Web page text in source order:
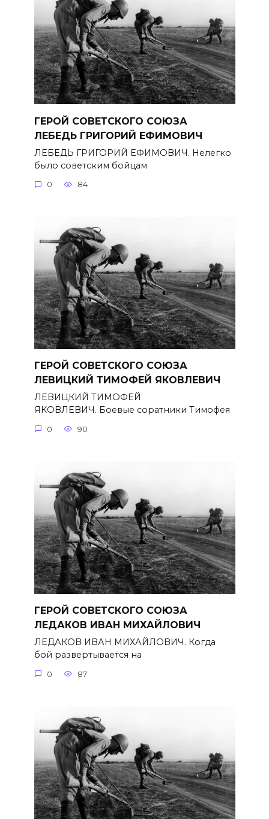
ГЕРОЙ СОВЕТСКОГО СОЮЗА
ЛЕБЕДЬ ГРИГОРИЙ ЕФИМОВИЧ
ЛЕБЕДЬ ГРИГОРИЙ ЕФИМОВИЧ. Нелегко
было советским бойцам
0 84
ГЕРОЙ СОВЕТСКОГО СОЮЗА
ЛЕВИЦКИЙ ТИМОФЕЙ ЯКОВЛЕВИЧ
ЛЕВИЦКИЙ ТИМОФЕЙ
ЯКОВЛЕВИЧ. Боевые соратники Тимофея
0 90
ГЕРОЙ СОВЕТСКОГО СОЮЗА
ЛЕДАКОВ ИВАН МИХАЙЛОВИЧ
ЛЕДАКОВ ИВАН МИХАЙЛОВИЧ. Когда
бой развертывается на
0 87